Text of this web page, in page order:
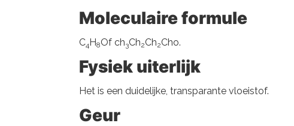
Moleculaire formule
C4H8Of ch3Ch2Ch2Cho.
Fysiek uiterlijk
Het is een duidelijke, transparante vloeistof.
Geur